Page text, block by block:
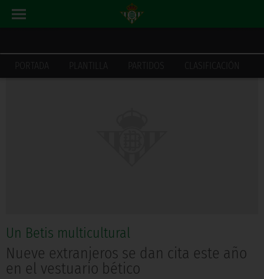
PORTADA PLANTILLA PARTIDOS CLASIFICACIÓN
Un Betis multicultural
Nueve extranjeros se dan cita este año
en el vestuario bético